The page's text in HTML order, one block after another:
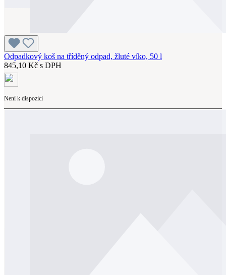
Odpadkový koš na tříděný odpad, žluté víko, 50 l
845,10 Kč s DPH
Není k dispozici